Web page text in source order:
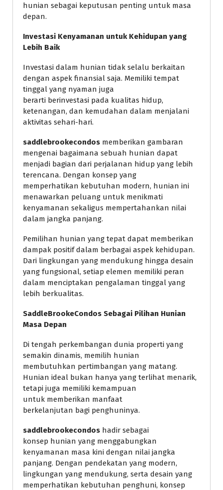
hunian sebagai keputusan penting untuk masa
depan.
Investasi Kenyamanan untuk Kehidupan yang
Lebih Baik
Investasi dalam hunian tidak selalu berkaitan
dengan aspek finansial saja. Memiliki tempat
tinggal yang nyaman juga
berarti berinvestasi pada kualitas hidup,
ketenangan, dan kemudahan dalam menjalani
aktivitas sehari-hari.
saddlebrookecondos memberikan gambaran
mengenai bagaimana sebuah hunian dapat
menjadi bagian dari perjalanan hidup yang lebih
terencana. Dengan konsep yang
memperhatikan kebutuhan modern, hunian ini
menawarkan peluang untuk menikmati
kenyamanan sekaligus mempertahankan nilai
dalam jangka panjang.
Pemilihan hunian yang tepat dapat memberikan
dampak positif dalam berbagai aspek kehidupan.
Dari lingkungan yang mendukung hingga desain
yang fungsional, setiap elemen memiliki peran
dalam menciptakan pengalaman tinggal yang
lebih berkualitas.
SaddleBrookeCondos Sebagai Pilihan Hunian
Masa Depan
Di tengah perkembangan dunia properti yang
semakin dinamis, memilih hunian
membutuhkan pertimbangan yang matang.
Hunian ideal bukan hanya yang terlihat menarik,
tetapi juga memiliki kemampuan
untuk memberikan manfaat
berkelanjutan bagi penghuninya.
saddlebrookecondos hadir sebagai
konsep hunian yang menggabungkan
kenyamanan masa kini dengan nilai jangka
panjang. Dengan pendekatan yang modern,
lingkungan yang mendukung, serta desain yang
memperhatikan kebutuhan penghuni, konsep